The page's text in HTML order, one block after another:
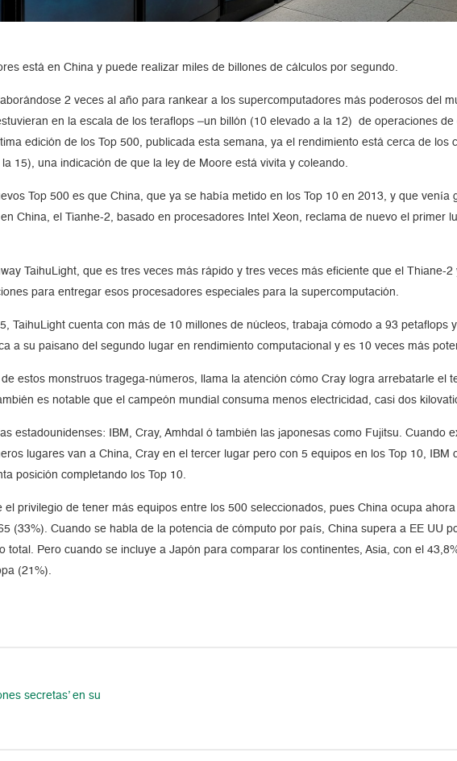
está en China y puede realizar miles de billones de cálculos por segundo.
2 veces al año para rankear a los supercomputadores más poderosos del
en la escala de los teraflops –un billón (10 elevado a la 12) de operaciones
edición de los Top 500, publicada esta semana, ya el rendimiento está cerca de los
15), una indicación de que la ley de Moore está vivita y coleando.
Top 500 es que China, que ya se había metido en los Top 10 en 2013, y que
China, el Tianhe-2, basado en procesadores Intel Xeon, reclama de nuevo el primer
TaihuLight, que es tres veces más rápido y tres veces más eficiente que el Thiane-
para entregar esos procesadores especiales para la supercomputación.
TaihuLight cuenta con más de 10 millones de núcleos, trabaja cómodo a 93 petaflops
a su paisano del segundo lugar en rendimiento computacional y es 10 veces más
estos monstruos tragega-números, llama la atención cómo Cray logra arrebatarle el
es notable que el campeón mundial consuma menos electricidad, casi dos
estadounidenses: IBM, Cray, Amhdal ó también las japonesas como Fujitsu. Cuando
lugares van a China, Cray en el tercer lugar pero con 5 equipos en los Top 10, IBM
posición completando los Top 10.
el privilegio de tener más equipos entre los 500 seleccionados, pues China ocupa
(33%). Cuando se habla de la potencia de cómputo por país, China supera a EE UU
total. Pero cuando se incluye a Japón para comparar los continentes, Asia, con el
(21%).
secretas’ en su